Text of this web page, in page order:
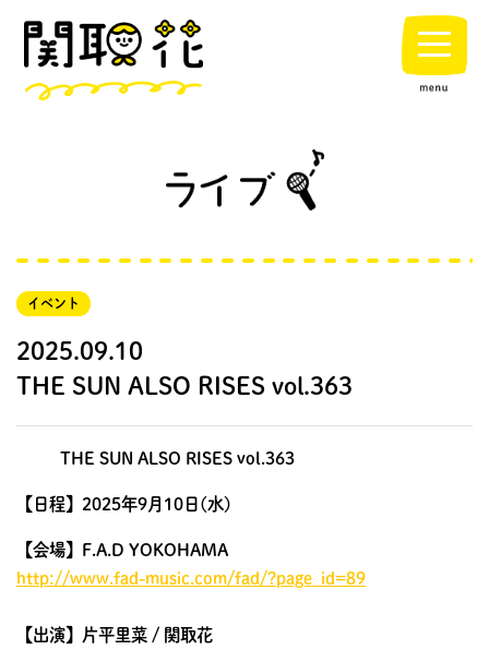
イベント
2025.09.10
THE SUN ALSO RISES vol.363
THE SUN ALSO RISES vol.363
【日程】2025年9月10日(水)
【会場】F.A.D YOKOHAMA
http://www.fad-music.com/fad/?page_id=89
【出演】片平里菜 / 関取花